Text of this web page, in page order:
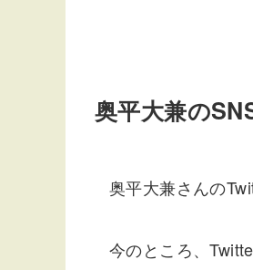
奥平大兼の
奥平大兼さんの
今のところ、